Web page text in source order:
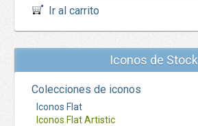
Ir al carrito
Iconos de Stock
Colecciones de iconos
Iconos Flat
Iconos Flat Artistic